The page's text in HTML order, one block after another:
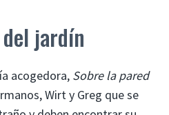
jardín
acogedora, Sobre la pared
Wirt y Greg que se